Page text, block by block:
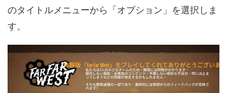
のタイトルメニューから「オプション」を選択しま
す。